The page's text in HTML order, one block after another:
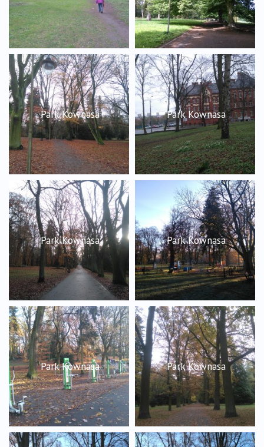
Park Kownasa Park Kownasa
Park Kownasa Park Kownasa
Park Kownasa Park Kownasa